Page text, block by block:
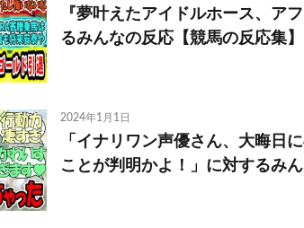
『夢叶えたアイドルホース、ア
るみんなの反応【競馬の反応集】
2024年1月1日
「イナリワン声優さん、大晦日
ことが判明かよ！」に対するみ